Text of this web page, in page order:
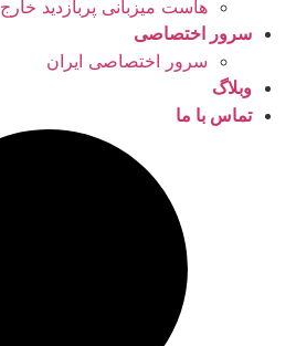
هاست میزبانی پربازدید خارج
سرور اختصاصی
سرور اختصاصی ایران
وبلاگ
تماس با ما